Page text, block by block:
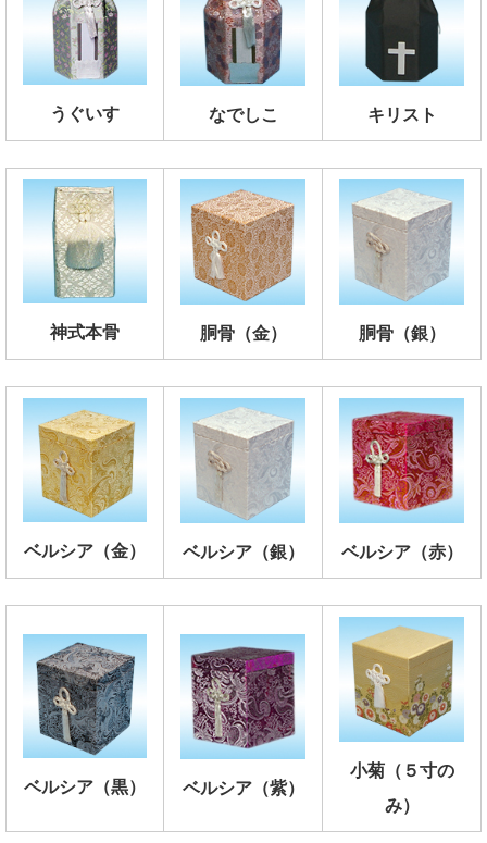
うぐいす なでしこ キリスト
神式本骨 胴骨（金） 胴骨（銀）
ベルシア（金） ベルシア（銀） ベルシア（赤）
ベルシア（黒） ベルシア（紫）
小菊（５寸の
み）